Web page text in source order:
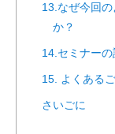
13.なぜ今回
か？
14.セミナーの
15. よくある
さいごに